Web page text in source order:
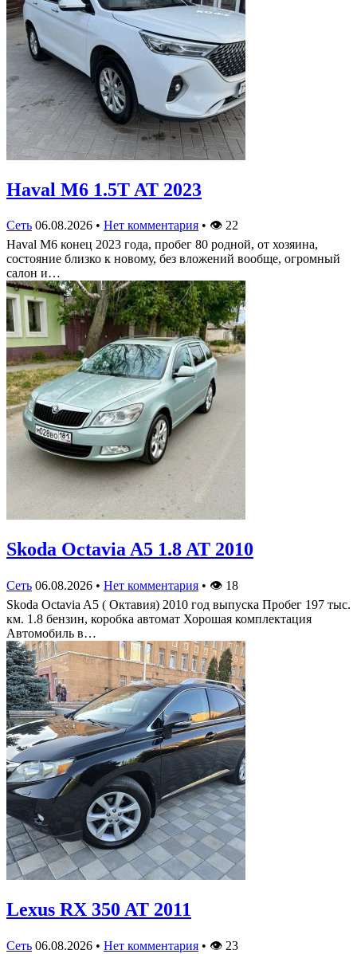
Haval M6 1.5T AT 2023
Сеть 06.08.2026 • Нет комментария • 👁 22
Haval M6 конец 2023 года, пробег 80 родной, от хозяина,
состояние близко к новому, без вложений вообще, огромный
салон и…
Skoda Octavia A5 1.8 AT 2010
Сеть 06.08.2026 • Нет комментария • 👁 18
Skoda Octavia A5 ( Октавия) 2010 год выпуска Пробег 197 тыс.
км. 1.8 бензин, коробка автомат Хорошая комплектация
Автомобиль в…
Lexus RX 350 AT 2011
Сеть 06.08.2026 • Нет комментария • 👁 23